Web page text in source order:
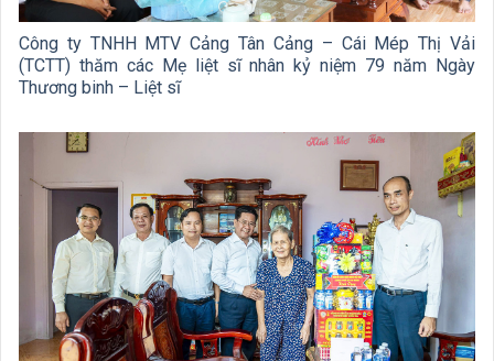
Công ty TNHH MTV Cảng Tân Cảng – Cái Mép Thị Vải
(TCTT) thăm các Mẹ liệt sĩ nhân kỷ niệm 79 năm Ngày
Thương binh – Liệt sĩ